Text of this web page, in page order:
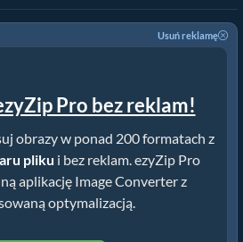
Usuń reklamę
Pro bez reklam!
obrazy w ponad 200 formatach z
pliku i bez reklam. ezyZip Pro
aplikację Image Converter z
optymalizacją.